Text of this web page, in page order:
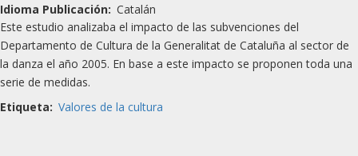
Idioma Publicación Catalán
Este estudio analizaba el impacto de las subvenciones del
Departamento de Cultura de la Generalitat de Cataluña al sector de
la danza el año 2005. En base a este impacto se proponen toda una
serie de medidas.
Etiqueta
Valores de la cultura